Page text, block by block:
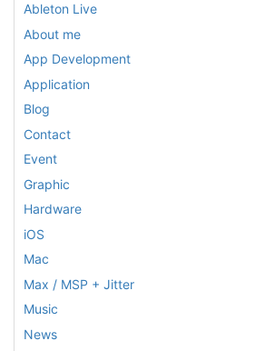
Ableton Live
About me
App Development
Application
Blog
Contact
Event
Graphic
Hardware
iOS
Mac
Max / MSP + Jitter
Music
News